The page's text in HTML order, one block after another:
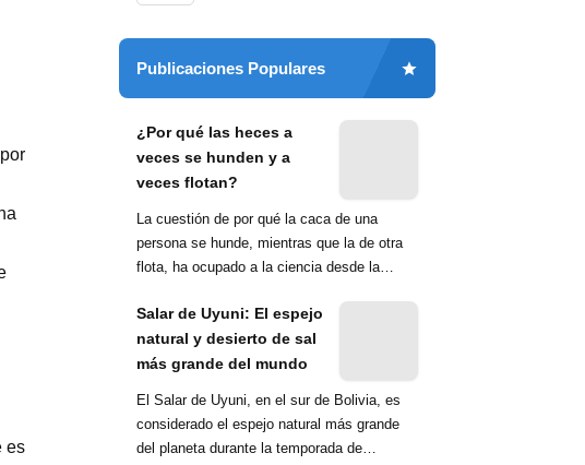
es
Publicaciones Populares
¿Por qué las heces a
veces se hunden y a
veces flotan?
La cuestión de por qué la caca de una
persona se hunde, mientras que la de otra
flota, ha ocupado a la ciencia desde la
Salar de Uyuni: El espejo
natural y desierto de sal
más grande del mundo
El Salar de Uyuni, en el sur de Bolivia, es
considerado el espejo natural más grande
del planeta durante la temporada de